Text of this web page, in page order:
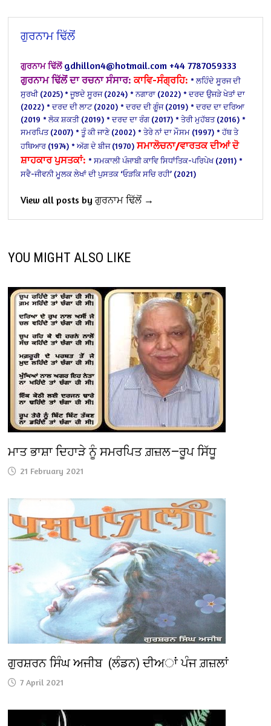
ਗੁਰਨਾਮ ਢਿੱਲੋਂ
ਗੁਰਨਾਮ ਢਿੱਲੋਂgdhillon4@hotmail.com +44 7787059333
ਗੁਰਨਾਮ ਢਿੱਲੋਂ ਦਾ ਰਚਨਾ ਸੰਸਾਰ: ਕਾਵਿ-ਸੰਗ੍ਰਹਿ: * ਲਹਿੰਦੇ ਸੂਰਜ ਦੀ
ਸੁਰਖੀ (2025)* ਜੂਝਦੇ ਸੂਰਜ (2024) * ਨਗਾਰਾ (2022) * ਦਰਦ ਉਜੜੇ ਖੇਤਾਂ ਦਾ
(2022) * ਦਰਦ ਦੀ ਲਾਟ (2020) * ਦਰਦ ਦੀ ਗੂੰਜ (2019) * ਦਰਦ ਦਾ ਦਰਿਆ
(2019 * ਲੋਕ ਸ਼ਕਤੀ (2019) * ਦਰਦ ਦਾ ਰੰਗ (2017) * ਤੇਰੀ ਮੁਹੱਬਤ (2016) *
ਸਮਰਪਿਤ (2007) * ਤੂੰ ਕੀ ਜਾਣੇ (2002) * ਤੇਰੇ ਨਾਂ ਦਾ ਮੌਸਮ (1997) * ਹੱਥ ਤੇ
ਹਥਿਆਰ (1974) * ਅੱਗ ਦੇ ਬੀਜ (1970) ਸਮਾਲੋਚਨਾ/ਵਾਰਤਕ ਦੀਆਂ ਦੋ
ਸ਼ਾਹਕਾਰ ਪੁਸਤਕਾਂ: * ਸਮਕਾਲੀ ਪੰਜਾਬੀ ਕਾਵਿ ਸਿਧਾਂਤਿਕ-ਪਰਿਪੇਖ (2011) *
ਸਵੈ-ਜੀਵਨੀ ਮੂਲਕ ਲੇਖਾਂ ਦੀ ਪੁਸਤਕ ‘ਓੜਕਿ ਸਚਿ ਰਹੀ’ (2021)
View all posts by ਗੁਰਨਾਮ ਢਿੱਲੋਂ →
YOU MIGHT ALSO LIKE
ਮਾਤ ਭਾਸ਼ਾ ਦਿਹਾੜੇ ਨੂੰ ਸਮਰਪਿਤ ਗ਼ਜ਼ਲ—ਰੂਪ ਸਿੱਧੂ
21 February 2021
ਗੁਰਸ਼ਰਨ ਸਿੰਘ ਅਜੀਬ (ਲੰਡਨ) ਦੀਅਾਂ ਪੰਜ ਗ਼ਜ਼ਲਾਂ
7 April 2021